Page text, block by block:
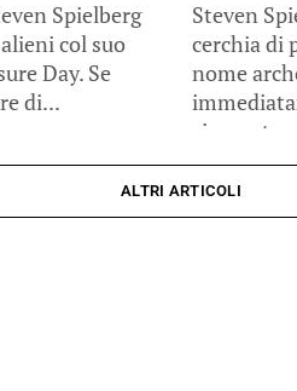
Spielberg
col suo
Day. Se
di...
Steven
cerchia di
nome
ALTRI ARTICOLI